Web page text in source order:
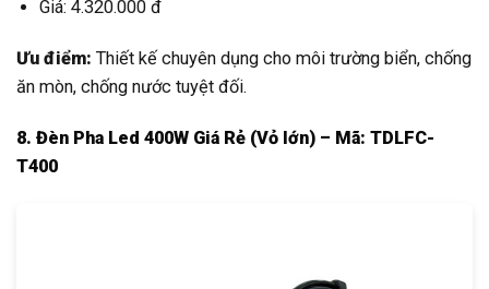
Giá: 4.320.000 đ
Ưu điểm: Thiết kế chuyên dụng cho môi trường biển, chống
ăn mòn, chống nước tuyệt đối.
8. Đèn Pha Led 400W Giá Rẻ (Vỏ lớn) – Mã: TDLFC-
T400